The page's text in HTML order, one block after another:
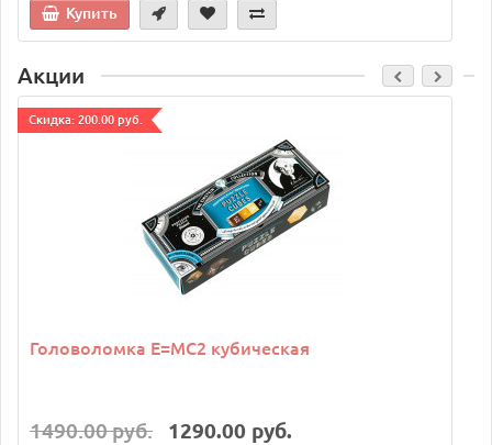
Купить
Акции
Cкидка: 200.00 руб.
Головоломка E=MC2 кубическая
1490.00 руб. 1290.00 руб.